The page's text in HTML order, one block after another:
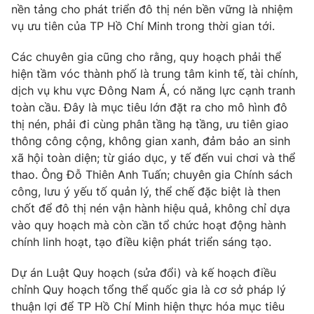
nền tảng cho phát triển đô thị nén bền vững là nhiệm
vụ ưu tiên của TP Hồ Chí Minh trong thời gian tới.
Các chuyên gia cũng cho rằng, quy hoạch phải thể
hiện tầm vóc thành phố là trung tâm kinh tế, tài chính,
dịch vụ khu vực Đông Nam Á, có năng lực cạnh tranh
toàn cầu. Đây là mục tiêu lớn đặt ra cho mô hình đô
thị nén, phải đi cùng phân tầng hạ tầng, ưu tiên giao
thông công cộng, không gian xanh, đảm bảo an sinh
xã hội toàn diện; từ giáo dục, y tế đến vui chơi và thể
thao. Ông Đỗ Thiên Anh Tuấn; chuyên gia Chính sách
công, lưu ý yếu tố quản lý, thể chế đặc biệt là then
chốt để đô thị nén vận hành hiệu quả, không chỉ dựa
vào quy hoạch mà còn cần tổ chức hoạt động hành
chính linh hoạt, tạo điều kiện phát triển sáng tạo.
Dự án Luật Quy hoạch (sửa đổi) và kế hoạch điều
chỉnh Quy hoạch tổng thể quốc gia là cơ sở pháp lý
thuận lợi để TP Hồ Chí Minh hiện thực hóa mục tiêu